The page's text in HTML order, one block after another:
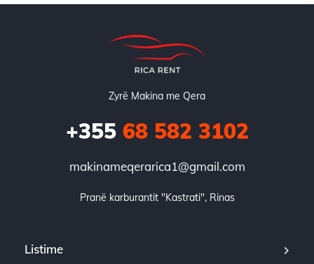
Zyrë Makina me Qera
+35568 582 3102
makinameqerarica1@gmail.com
Pranë karburantit "Kastrati", Rinas
Listime